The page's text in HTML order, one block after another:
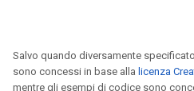
Salvo quando diversamente
sono concessi in base alla licenza
mentre gli esempi di codice sono